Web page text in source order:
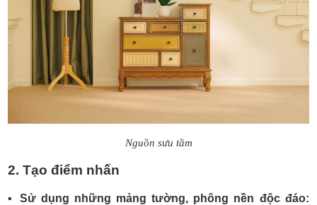
Nguồn sưu tầm
2. Tạo điểm nhấn
▪️ Sử dụng những mảng tường, phông nền độc đáo: